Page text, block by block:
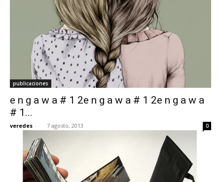
publicaciones
e n g a w a # 1 2e n g a w a # 1 2e n g a w a
# 1...
veredes - 7 agosto, 2013 0